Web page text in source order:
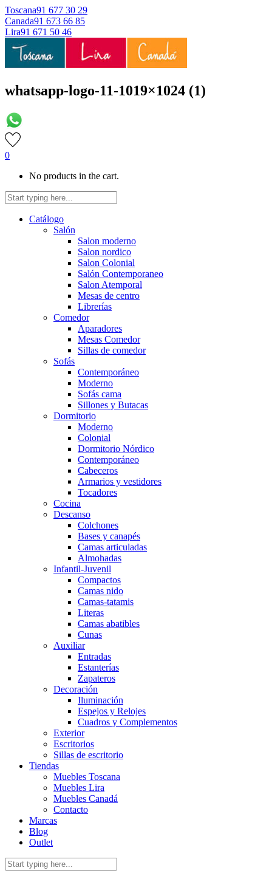
Toscana91 677 30 29
Canada91 673 66 85
Lira91 671 50 46
whatsapp-logo-11-1019×1024 (1)
0
No products in the cart.
Catálogo
Salón
Salon moderno
Salon nordico
Salon Colonial
Salón Contemporaneo
Salon Atemporal
Mesas de centro
Librerías
Comedor
Aparadores
Mesas Comedor
Sillas de comedor
Sofás
Contemporáneo
Moderno
Sofás cama
Sillones y Butacas
Dormitorio
Moderno
Colonial
Dormitorio Nórdico
Contemporáneo
Cabeceros
Armarios y vestidores
Tocadores
Cocina
Descanso
Colchones
Bases y canapés
Camas articuladas
Almohadas
Infantil-Juvenil
Compactos
Camas nido
Camas-tatamis
Literas
Camas abatibles
Cunas
Auxiliar
Entradas
Estanterías
Zapateros
Decoración
Iluminación
Espejos y Relojes
Cuadros y Complementos
Exterior
Escritorios
Sillas de escritorio
Tiendas
Muebles Toscana
Muebles Lira
Muebles Canadá
Contacto
Marcas
Blog
Outlet